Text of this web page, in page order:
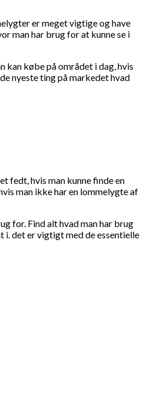
er meget vigtige og have
man har brug for at kunne se i
kan købe på området i dag, hvis
nyeste ting på markedet hvad
fedt, hvis man kunne finde en
man ikke har en lommelygte af
for. Find alt hvad man har brug
i. det er vigtigt med de essentielle